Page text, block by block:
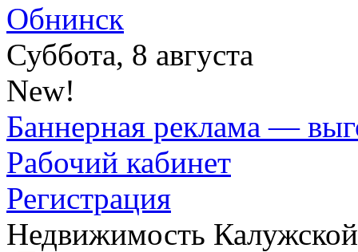
Обнинск
Суббота, 8 августа
New!
Баннерная реклама —
Рабочий кабинет
Регистрация
Недвижимость